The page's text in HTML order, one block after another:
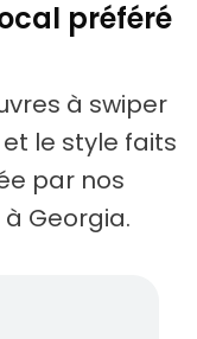
préféré
à swiper
le style faits
par nos
Georgia.